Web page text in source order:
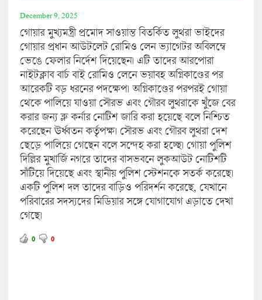
December 9, 2025
গোয়ার মুখ্যমন্ত্রী প্রমোদ সাওয়ান্ত বিতর্কিত লুথরা ভাইদের
গোয়ার প্রধান আউটলেট রোমিও লেন ভ্যাগেটর অবিলম্বে
ভেঙে ফেলার নির্দেশ দিয়েছেন। এটি তাদের আরপোরা
নাইটক্লাব বার্চ বাই রোমিও লেনে ভয়াবহ অগ্নিকাণ্ডের পর
আরেকটি বড় ধরনের পদক্ষেপ। অগ্নিকাণ্ডের পরপরই গোয়া
থেকে পালিয়ে যাওয়া সৌরভ এবং গৌরব লুথরাকে খুঁজে বের
করার জন্য ব্লু কর্নার নোটিশ জারি করা হয়েছে বলে নিশ্চিত
করেছেন ঊর্ধ্বতন কর্তৃপক্ষ। সৌরভ এবং গৌরব লুথরা দেশ
ছেড়ে পালিয়ে গেছেন বলে সন্দেহ করা হচ্ছে। গোয়া পুলিশ
দিল্লির মুখার্জি নগরে তাদের বাসভবনে লুকআউট নোটিশটি
সাঁটিয়ে দিয়েছে এবং স্থানীয় পুলিশ স্টেশনকে সতর্ক করেছে।
একটি পুলিশ দল তাদের বাড়িও পরিদর্শন করেছে, যেখানে
পরিবারের সদস্যদের মিডিয়ার সঙ্গে যোগাযোগ এড়াতে দেখা
গেছে।
0 0